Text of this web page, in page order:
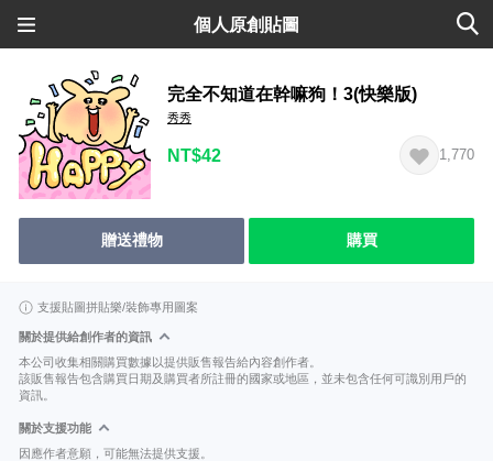
個人原創貼圖
完全不知道在幹嘛狗！3(快樂版)
秀秀
NT$42 1,770
贈送禮物 購買
支援貼圖拼貼樂/裝飾專用圖案
關於提供給創作者的資訊
本公司收集相關購買數據以提供販售報告給內容創作者。
該販售報告包含購買日期及購買者所註冊的國家或地區，並未包含任何可識別用戶的
資訊。
關於支援功能
因應作者意願，可能無法提供支援。